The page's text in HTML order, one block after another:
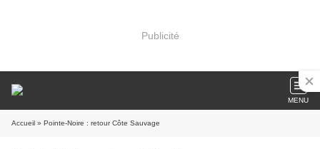
Publicité
MENU
Accueil » Pointe-Noire : retour Côte Sauvage